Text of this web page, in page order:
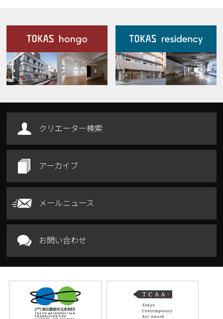
施設案内
Our Facilities
クリエーター検索
アーカイブ
メールニュース
お問い合わせ